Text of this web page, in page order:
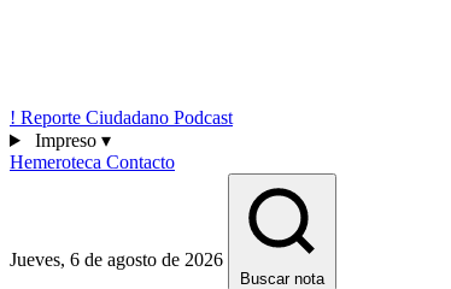
! Reporte Ciudadano Podcast
Impreso ▾
Hemeroteca Contacto
Jueves, 6 de agosto de 2026
Buscar nota